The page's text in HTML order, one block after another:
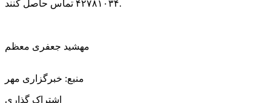
۴۲۷۸۱۰۳۴ تماس حاصل کنند.
مهشید جعفری معظم
منبع: خبرگزاری مهر
اشتراک گذاری